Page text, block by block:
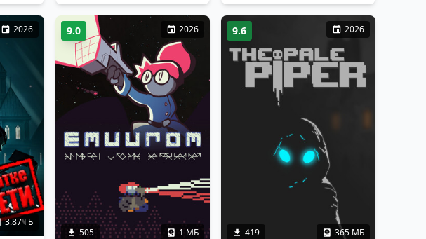
2026
3.87 ГБ
9.0 2026
505 1 МБ
9.6 2026
419 365 МБ